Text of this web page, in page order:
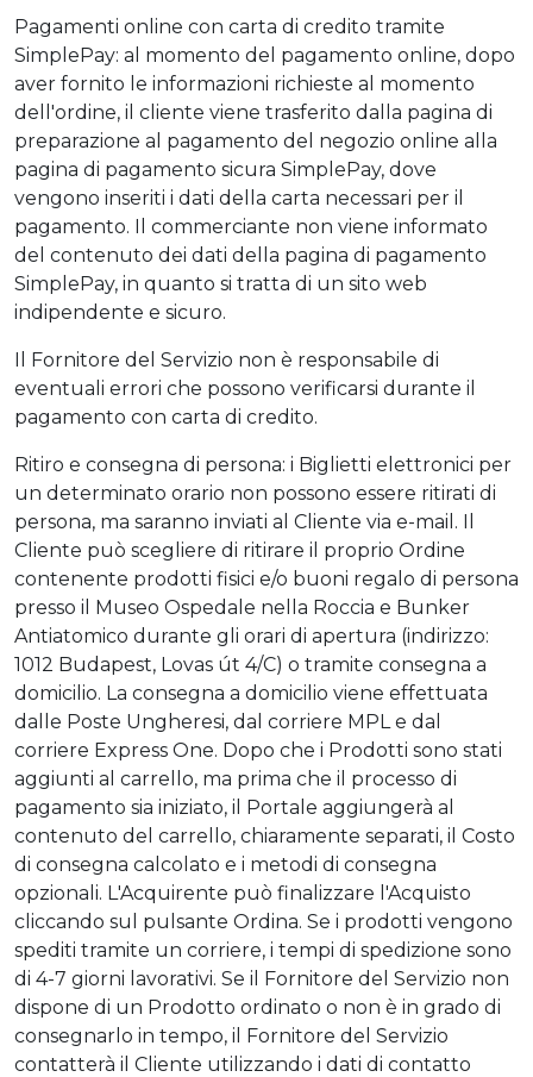
Pagamenti online con carta di credito tramite
SimplePay: al momento del pagamento online, dopo
aver fornito le informazioni richieste al momento
dell'ordine, il cliente viene trasferito dalla pagina di
preparazione al pagamento del negozio online alla
pagina di pagamento sicura SimplePay, dove
vengono inseriti i dati della carta necessari per il
pagamento. Il commerciante non viene informato
del contenuto dei dati della pagina di pagamento
SimplePay, in quanto si tratta di un sito web
indipendente e sicuro.
Il Fornitore del Servizio non è responsabile di
eventuali errori che possono verificarsi durante il
pagamento con carta di credito.
Ritiro e consegna di persona: i Biglietti elettronici per
un determinato orario non possono essere ritirati di
persona, ma saranno inviati al Cliente via e-mail. Il
Cliente può scegliere di ritirare il proprio Ordine
contenente prodotti fisici e/o buoni regalo di persona
presso il Museo Ospedale nella Roccia e Bunker
Antiatomico durante gli orari di apertura (indirizzo:
1012 Budapest, Lovas út 4/C) o tramite consegna a
domicilio. La consegna a domicilio viene effettuata
dalle Poste Ungheresi, dal corriere MPL e dal
corriere Express One. Dopo che i Prodotti sono stati
aggiunti al carrello, ma prima che il processo di
pagamento sia iniziato, il Portale aggiungerà al
contenuto del carrello, chiaramente separati, il Costo
di consegna calcolato e i metodi di consegna
opzionali. L'Acquirente può finalizzare l'Acquisto
cliccando sul pulsante Ordina. Se i prodotti vengono
spediti tramite un corriere, i tempi di spedizione sono
di 4-7 giorni lavorativi. Se il Fornitore del Servizio non
dispone di un Prodotto ordinato o non è in grado di
consegnarlo in tempo, il Fornitore del Servizio
contatterà il Cliente utilizzando i dati di contatto